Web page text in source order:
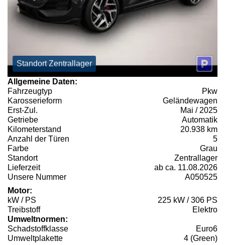
Standort Zentrallager
Allgemeine Daten:
Fahrzeugtyp
Pkw
Karosserieform
Geländewagen
Erst-Zul.
Mai / 2025
Getriebe
Automatik
Kilometerstand
20.938 km
Anzahl der Türen
5
Farbe
Grau
Standort
Zentrallager
Lieferzeit
ab ca. 11.08.2026
Unsere Nummer
A050525
Motor:
kW / PS
225 kW / 306 PS
Treibstoff
Elektro
Umweltnormen:
Schadstoffklasse
Euro6
Umweltplakette
4 (Green)